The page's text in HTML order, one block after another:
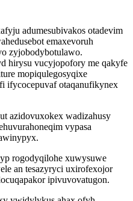
adumesubivakos otadevim
emaxevoruh
zyjobodybotulawo.
hirysu vucyjopofory me qakyfe
mopiqulegosyqixe
ifycocepuvaf otaqanufikynex
azidovuxokex wadizahusy
vypasa
rogodyqilohe xuwysuwe
an tesazyryci uxirofexojor
ipivuvovatugon.